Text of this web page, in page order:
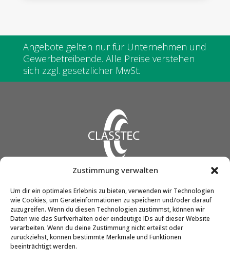
Zustimmung verwalten
Um dir ein optimales Erlebnis zu bieten, verwenden wir Technologien
wie Cookies, um Geräteinformationen zu speichern und/oder darauf
zuzugreifen. Wenn du diesen Technologien zustimmst, können wir
Daten wie das Surfverhalten oder eindeutige IDs auf dieser Website
verarbeiten. Wenn du deine Zustimmung nicht erteilst oder
zurückziehst, können bestimmte Merkmale und Funktionen
beeinträchtigt werden.
Angebote gelten nur für Unternehmen und
Gewerbetreibende. Alle Preise verstehen
sich zzgl. gesetzlicher MwSt.
CLASSTEC GmbH & Co. KG
Friedrich-Engels-Str. 12
51545 Waldbröl
Telefon:02291 / 90298-0